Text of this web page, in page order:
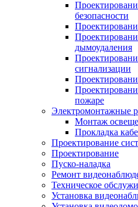
безопасности
дымоудаления
сигнализации
пожаре
Электромонтажные
Монтаж
Прокладка
Проектирование
Проектирование
Пуско-наладка
Ремонт
Техническое
Установка